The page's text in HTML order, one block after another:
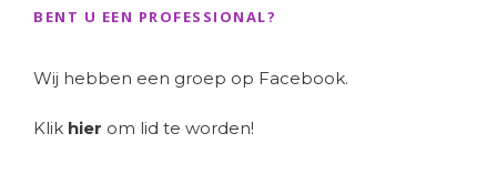
BENT U EEN PROFESSIONAL?
Wij hebben een groep op Facebook.
Klik hier om lid te worden!